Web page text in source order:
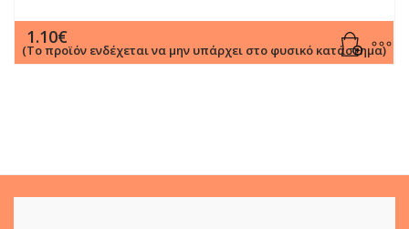
1.10€
(Το προϊόν ενδέχεται να μην υπάρχει στο φυσικό κατάστημα)